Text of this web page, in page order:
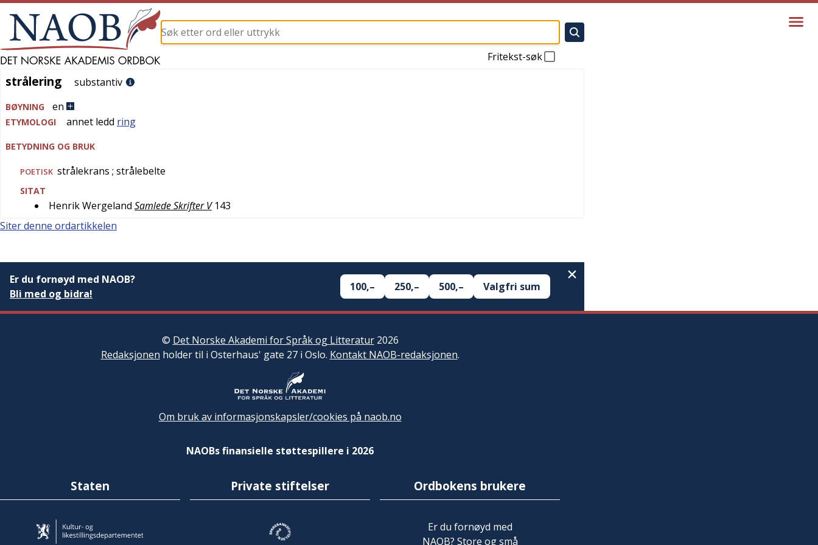
Fritekst-søk
strålering
strålering substantiv
BØYNING en
ETYMOLOGI annet ledd ring
BETYDNING OG BRUK
POETISK strålekrans ; strålebelte
SITAT
Henrik Wergeland Samlede Skrifter V 143
Siter denne ordartikkelen
Er du fornøyd med NAOB?
Bli med og bidra!
100,– 250,– 500,– Valgfri sum
© Det Norske Akademi for Språk og Litteratur2026
Redaksjonen holder til i Osterhaus' gate 27 i Oslo. Kontakt NAOB-redaksjonen.
Om bruk av informasjonskapsler/cookies på naob.no
NAOBs finansielle støttespillere i 2026
Staten Private stiftelser Ordbokens brukere
Er du fornøyd med
NAOB? Store og små